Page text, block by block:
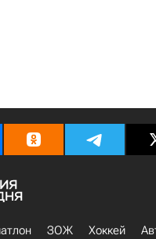
ЗОЖ Хоккей